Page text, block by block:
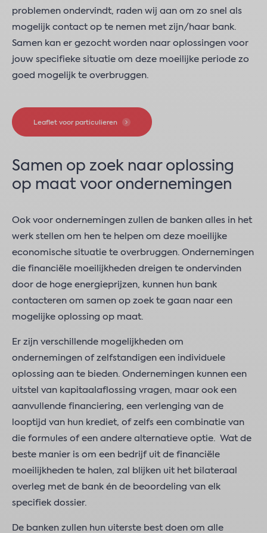
problemen ondervindt, raden wij aan om zo snel als
mogelijk contact op te nemen met zijn/haar bank.
Samen kan er gezocht worden naar oplossingen voor
jouw specifieke situatie om deze moeilijke periode zo
goed mogelijk te overbruggen.
Leaflet voor particulieren
Samen op zoek naar oplossing
op maat voor ondernemingen
Ook voor ondernemingen zullen de banken alles in het
werk stellen om hen te helpen om deze moeilijke
economische situatie te overbruggen. Ondernemingen
die financiële moeilijkheden dreigen te ondervinden
door de hoge energieprijzen, kunnen hun bank
contacteren om samen op zoek te gaan naar een
mogelijke oplossing op maat.
Er zijn verschillende mogelijkheden om
ondernemingen of zelfstandigen een individuele
oplossing aan te bieden. Ondernemingen kunnen een
uitstel van kapitaalaflossing vragen, maar ook een
aanvullende financiering, een verlenging van de
looptijd van hun krediet, of zelfs een combinatie van
die formules of een andere alternatieve optie. Wat de
beste manier is om een bedrijf uit de financiële
moeilijkheden te halen, zal blijken uit het bilateraal
overleg met de bank én de beoordeling van elk
specifiek dossier.
De banken zullen hun uiterste best doen om alle